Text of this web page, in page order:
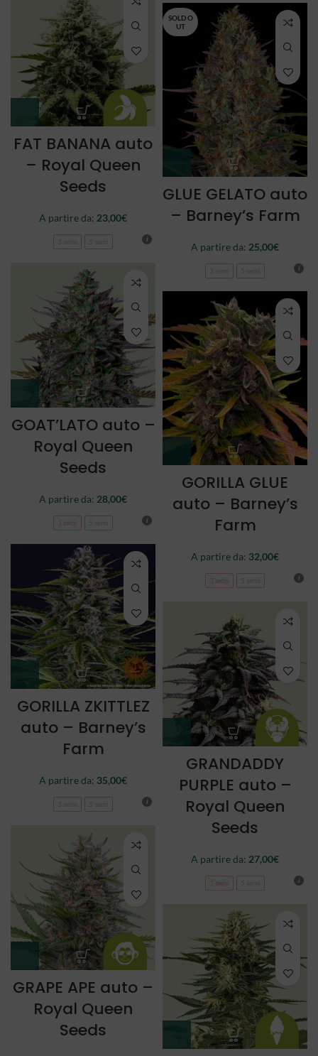
FAT BANANA auto
– Royal Queen
Seeds
A partire da: 23,00€
SOLD O
UT
GLUE GELATO auto
– Barney’s Farm
A partire da: 25,00€
GOAT’LATO auto –
Royal Queen
Seeds
A partire da: 28,00€
3 semi
GORILLA GLUE
auto – Barney’s
Farm
A partire da: 32,00€
3 semi
GORILLA ZKITTLEZ
auto – Barney’s
Farm
A partire da: 35,00€
GRANDADDY
PURPLE auto –
Royal Queen
Seeds
A partire da: 27,00€
3 semi
GRAPE APE auto –
Royal Queen
Seeds